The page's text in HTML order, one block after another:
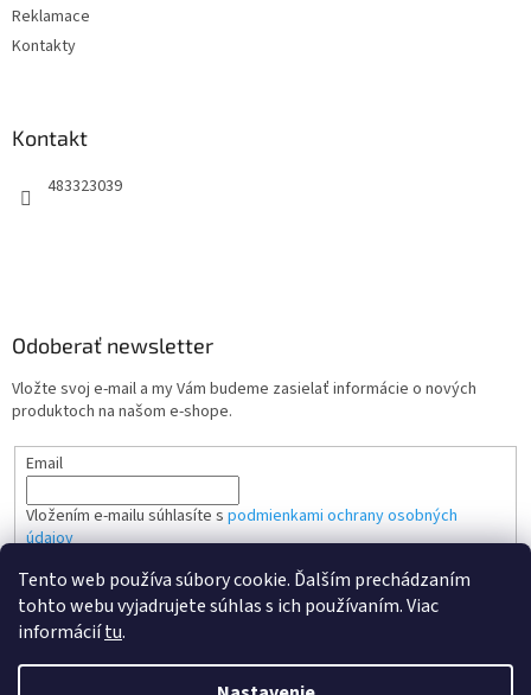
Tento web používa súbory cookie. Ďalším prechádzaním
tohto webu vyjadrujete súhlas s ich používaním. Viac
informáciítu.
Reklamace
Kontakty
Kontakt
483323039
Odoberať newsletter
Vložte svoj e-mail a my Vám budeme zasielať informácie o nových
produktoch na našom e-shope.
Email
Vložením e-mailu súhlasíte s podmienkami ochrany osobných
údajov
PRIHLÁSIŤ SA